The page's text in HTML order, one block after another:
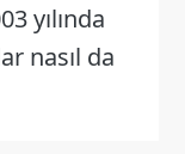
yılında
nasıl da